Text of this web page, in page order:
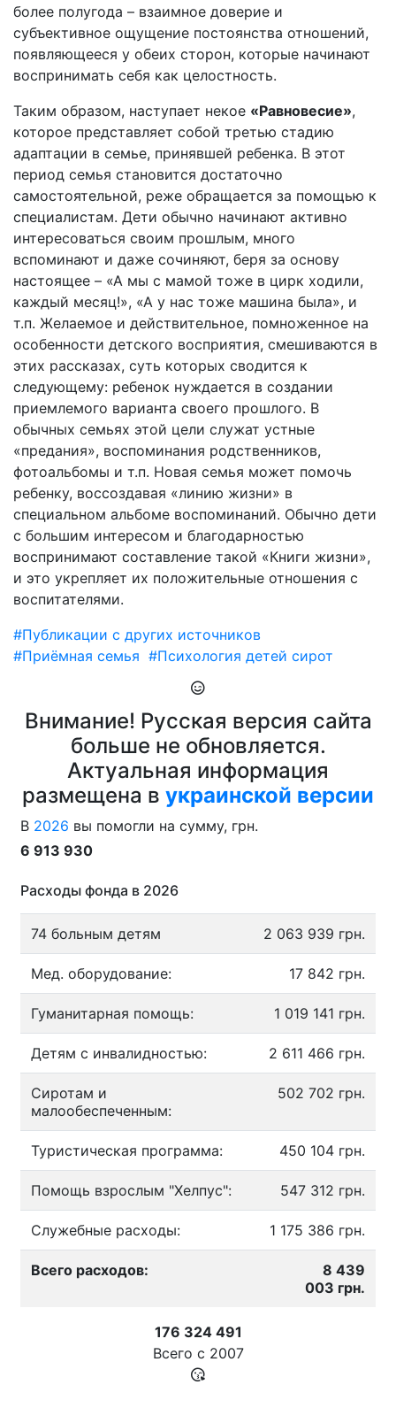
более полугода – взаимное доверие и
субъективное ощущение постоянства отношений,
появляющееся у обеих сторон, которые начинают
воспринимать себя как целостность.
Таким образом, наступает некое «Равновесие»,
которое представляет собой третью стадию
адаптации в семье, принявшей ребенка. В этот
период семья становится достаточно
самостоятельной, реже обращается за помощью к
специалистам. Дети обычно начинают активно
интересоваться своим прошлым, много
вспоминают и даже сочиняют, беря за основу
настоящее – «А мы с мамой тоже в цирк ходили,
каждый месяц!», «А у нас тоже машина была», и
т.п. Желаемое и действительное, помноженное на
особенности детского восприятия, смешиваются в
этих рассказах, суть которых сводится к
следующему: ребенок нуждается в создании
приемлемого варианта своего прошлого. В
обычных семьях этой цели служат устные
«предания», воспоминания родственников,
фотоальбомы и т.п. Новая семья может помочь
ребенку, воссоздавая «линию жизни» в
специальном альбоме воспоминаний. Обычно дети
с большим интересом и благодарностью
воспринимают составление такой «Книги жизни»,
и это укрепляет их положительные отношения с
воспитателями.
#Публикации с других источников
#Приёмная семья #Психология детей сирот
Внимание! Русская версия сайта
больше не обновляется.
Актуальная информация
размещена в украинской версии
В 2026 вы помогли на сумму, грн.
6 913 930
Расходы фонда в 2026
74 больным детям 2 063 939 грн.
Мед. оборудование: 17 842 грн.
Гуманитарная помощь: 1 019 141 грн.
Детям с инвалидностью: 2 611 466 грн.
Сиротам и
малообеспеченным:
502 702 грн.
Туристическая программа: 450 104 грн.
Помощь взрослым "Хелпус": 547 312 грн.
Служебные расходы: 1 175 386 грн.
Всего расходов:
8 439
003 грн.
176 324 491
Всего с 2007